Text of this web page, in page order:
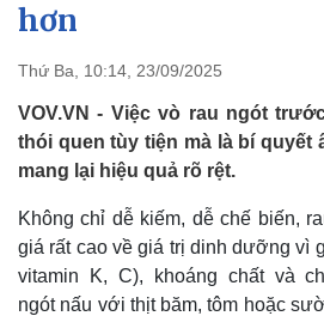
Quốc hội
hơn
Thứ Ba, 10:14, 23/09/2025
VOV.VN - Việc vò rau ngót
thói quen tùy tiện mà là bí quyết
mang lại hiệu quả rõ rệt.
Không chỉ dễ kiếm, dễ chế biến,
giá rất cao về giá trị dinh dưỡng vì
vitamin K, C), khoáng chất và
ngót nấu với thịt băm, tôm hoặc